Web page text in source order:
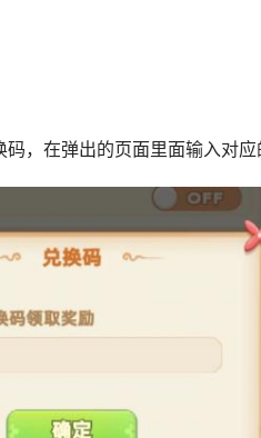
，在弹出的页面里面输入对应